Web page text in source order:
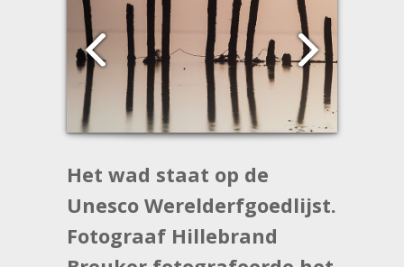
Het wad staat op de
Unesco Werelderfgoedlijst.
Fotograaf Hillebrand